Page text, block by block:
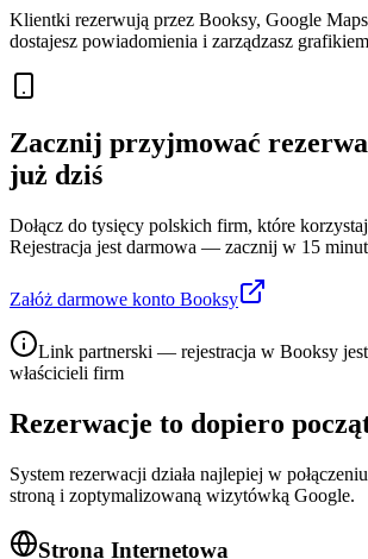
Klientki rezerwują przez Booksy, Google
dostajesz powiadomienia i zarządzasz
Zacznij przyjmować
już dziś
Dołącz do tysięcy polskich firm, które
Rejestracja jest darmowa — zacznij w 15
Załóż darmowe konto Booksy
Link partnerski — rejestracja w Booksy
właścicieli firm
Rezerwacje to dopiero
System rezerwacji działa najlepiej w
stroną i zoptymalizowaną wizytówką Google.
Strona Internetowa